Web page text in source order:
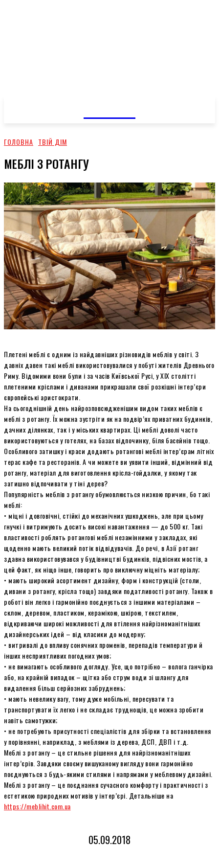
ГОЛОВНА ТВІЙ ДІМ
МЕБЛІ З РОТАНГУ
Плетені меблі є одним із найдавніших різновидів меблів у світі. З
давніх давен такі меблі використовувалися у побуті жителів Древнього
Риму. Відомими вони були і за часів Київської Русі, у XIX столітті
плетеними кріслами і диванами прикрашали свої розкішні інтер’єри
європейські аристократи.
На сьогоднішній день найрозповсюдженішим видом таких меблів є
меблі з ротангу. Їх можна зустріти як на подвір’ях приватних будинків,
дачних ділянках, так і у міських квартирах. Ці меблі доволі часто
використовуються у готелях, на базах відпочинку, біля басейнів тощо.
Особливого затишку і краси додають ротангові меблі інтер’єрам літніх
терас кафе та ресторанів. А чи можете ви уявити інший, відмінний від
ротангу, матеріал для виготовлення крісла-гойдалки, у якому так
затишно відпочивати у тіні дерев?
Популярність меблів з ротангу обумовлюється низкою причин, бо такі
меблі:
• міцні і довговічні, стійкі до механічних ушкоджень, але при цьому
гнучкі і витримують досить високі навантаження — до 500 кг. Такі
властивості роблять ротангові меблі незамінними у закладах, які
щоденно мають великий потік відвідувачів. До речі, в Азії ротанг
здавна використовувався у будівництві будинків, підвісних мостів, а
цей факт, як ніщо інше, говорить про виключну міцніть матеріалу;
• мають широкий асортимент дизайну, форм і конструкцій (столи,
дивани з ротангу, крісла тощо) завдяки податливості ротангу. Також в
роботі він легко і гармонійно поєднується з іншими матеріалами –
склом, деревом, пластиком, керамікою, шкірою, текстилем,
відкриваючи широкі можливості для втілення найрізноманітніших
дизайнерських ідей – від класики до модерну;
• витривалі до впливу сонячних променів, перепадів температури й
інших несприятливих погодних умов;
• не вимагають особливого догляду. Усе, що потрібно – волога ганчірка
або, на крайній випадок – щітка або струм води зі шлангу для
видалення більш серйозних забруднень;
• мають невелику вагу, тому дуже мобільні, пересувати та
транспортувати їх легко і не складає труднощів, це можна зробити
навіть самотужки;
• не потребують присутності спеціалістів для збірки та встановлення
у порівнянні, наприклад, з меблями із дерева, ДСП, ДВП і т.д.
Меблі з ротангу – це стильне рішення для найрізноманітніших
інтер’єрів. Завдяки своєму вишуканому вигляду вони гармонійно
поєднуються з будь-якими стилями і напрямами у меблевому дизайні.
Меблі з ротангу – це поєднання сучасного комфорту і практичності з
естетикою природних мотивів у інтер’єрі. Детальніше на
https://meblihit.com.ua
05.09.2018